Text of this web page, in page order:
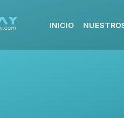
INICIO